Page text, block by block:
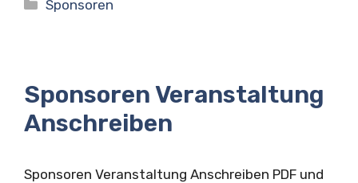
Sponsoren
Sponsoren Veranstaltung
Anschreiben
Sponsoren Veranstaltung Anschreiben PDF und